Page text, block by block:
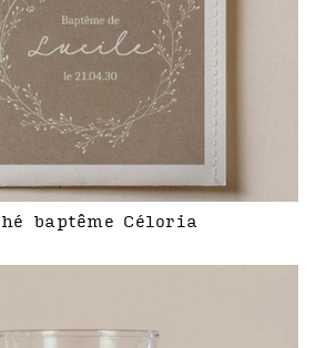
baptême Céloria